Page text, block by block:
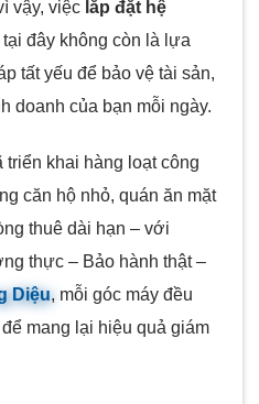
vậy, việc lắp đặt hệ
tại đây không còn là lựa
tất yếu để bảo vệ tài sản,
doanh của bạn mỗi ngày.
triển khai hàng loạt công
căn hộ nhỏ, quán ăn mặt
thuê dài hạn – với
thực – Bảo hành thật –
Diệu, mỗi góc máy đều
mang lại hiệu quả giám